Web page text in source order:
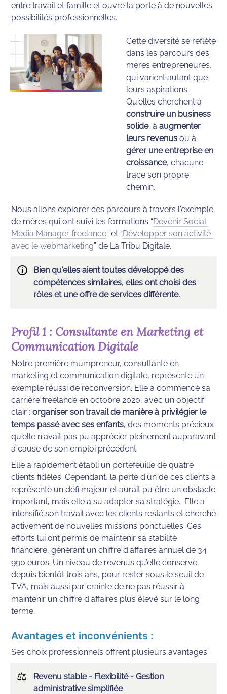
entre travail et famille et ouvre la porte à de nouvelles
possibilités professionnelles.
Cette diversité se reflète
dans les parcours des
mères entrepreneures,
qui varient autant que
leurs aspirations.
construire un business
solide, à augmenter
leurs revenus
gérer une entreprise en
croissance, chacune
trace son propre
Nous allons explorer ces parcours à travers l'exemple
de mères qui ont suivi les formations “Devenir Social
Media Manager freelance” et “Développer son activité
avec le webmarketing” de La Tribu Digitale.
🛈
Bien qu'elles aient toutes développé des
compétences similaires, elles ont choisi des
Profil 1 : Consultante en Marketing et
Communication Digitale
Notre première mumpreneur, consultante en
marketing et communication digitale, représente un
exemple réussi de reconversion. Elle a commencé sa
carrière freelance en octobre 2020, avec un objectif
clair : organiser son travail de manière à privilégier le
temps passé avec ses enfants, des moments précieux
qu'elle n'avait pas pu apprécier pleinement auparavant
à cause de son emploi précédent.
Elle a rapidement établi un portefeuille de quatre
clients fidèles. Cependant, la perte d'un de ces clients a
représenté un défi majeur et aurait pu être un obstacle
important, mais elle a su adapter sa stratégie.  Elle a
intensifié son travail avec les clients restants et cherché
activement de nouvelles missions ponctuelles. Ces
efforts lui ont permis de maintenir sa stabilité
financière, générant un chiffre d'affaires annuel de 34
990 euros. Un niveau de revenus qu’elle conserve
depuis bientôt trois ans, pour rester sous le seuil de
TVA, mais aussi par crainte de ne pas réussir à
maintenir un chiffre d'affaires plus élevé sur le long
terme.
Avantages et inconvénients :
Ses choix professionnels offrent plusieurs avantages :
⚖
Revenu stable - Flexibilité - Gestion
administrative simplifiée